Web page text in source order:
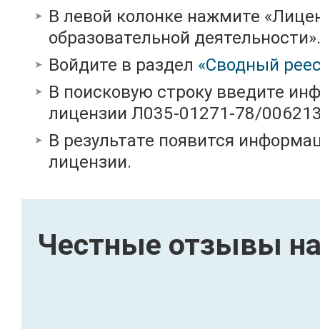
В левой колонке нажмите
образовательной деятельности».
Войдите в раздел «Сводный
В поисковую строку введите
лицензии Л035-01271-78/
В результате появится
лицензии.
Честные отзывы